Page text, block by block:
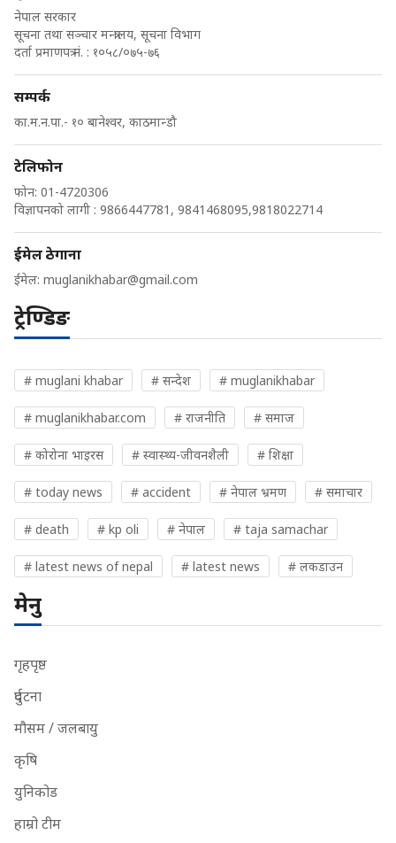
नेपाल सरकार
सूचना तथा सञ्चार मन्त्रालय, सूचना विभाग
दर्ता प्रमाणपत्र नं. : १०५८/०७५-७६
सम्पर्क
का.म.न.पा.- १० बानेश्वर, काठमान्डौ
टेलिफोन
फोन: 01-4720306
विज्ञापनको लागी : 9866447781, 9841468095,9818022714
ईमेल ठेगाना
ईमेल: muglanikhabar@gmail.com
ट्रेण्डिङ
# muglani khabar # सन्देश # muglanikhabar
# muglanikhabar.com # राजनीति # समाज
# कोरोना भाइरस # स्वास्थ्य-जीवनशैली # शिक्षा
# today news # accident # नेपाल भ्रमण # समाचार
# death # kp oli # नेपाल # taja samachar
# latest news of nepal # latest news # लकडाउन
मेनु
गृहपृष्ठ
दुर्घटना
मौसम / जलबायु
कृषि
युनिकोड
हाम्रो टीम